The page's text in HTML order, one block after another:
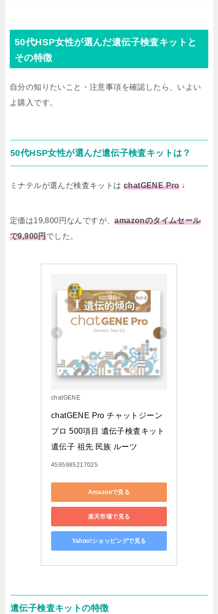
50代HSP女性が選んだ遺伝子検査キットと
その特徴
自分の知りたいこと・注意事項を確認したら、いよい
よ購入です。
50代HSP女性が選んだ遺伝子検査キットは？
ミナテルが選んだ検査キットは chatGENE Pro ↓
定価は19,800円なんですが、amazonのタイムセール
で9,900円でした。
chatGENE
chatGENE Pro チャットジーン
プロ 500項目 遺伝子検査キット
遺伝子 祖先 民族 ルーツ
4595985217025
Amazonで見る
楽天市場で見る
Yahoo!ショッピングで見る
遺伝子検査キットの特徴